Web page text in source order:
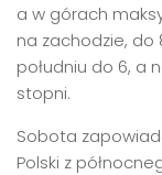
a w górach
na zachodzie, do
południu do 6, a
stopni.
Sobota
Polski z